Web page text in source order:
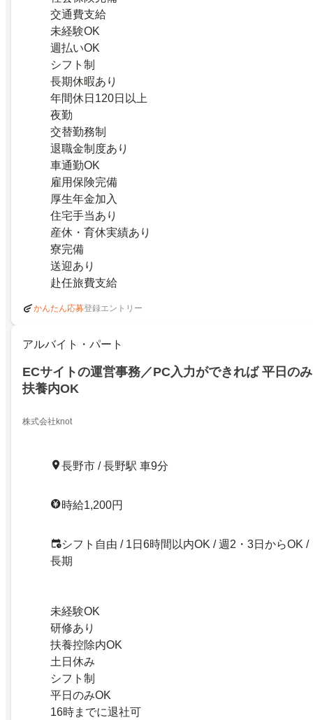
交通費支給
未経験OK
週払いOK
シフト制
長期休暇あり
年間休日120日以上
夜勤
交替勤務制
退職金制度あり
車通勤OK
雇用保険完備
厚生年金加入
住宅手当あり
産休・育休実績あり
寮完備
送迎あり
赴任旅費支給
かんたん応募登録エントリー
アルバイト・パート
ECサイトの運営事務／PC入力ができれば 平日の
扶養内OK
株式会社knot
長野市 / 長野駅 車9分
時給1,200円
シフト自由 / 1日6時間以内OK / 週2・3日からOK /
長期
未経験OK
研修あり
扶養控除内OK
土日休み
シフト制
平日のみOK
16時までに退社可